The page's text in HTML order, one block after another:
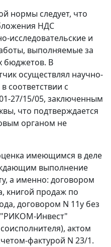
нормы следует, что
НДС
исследовательские и
выполняемые за
бюджетов. В
осуществлял научно-
соответствии с
27/15/05, заключенным
что подтверждается
органом не
имеющимся в деле
выполнение
а именно: договором
книгой продаж по
договором N 11у без
Инвест"
актом
фактурой N 23/1.